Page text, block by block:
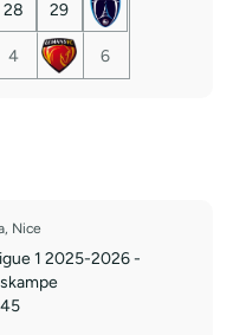
28 29
4 6
Nice
1 2025-2026 -